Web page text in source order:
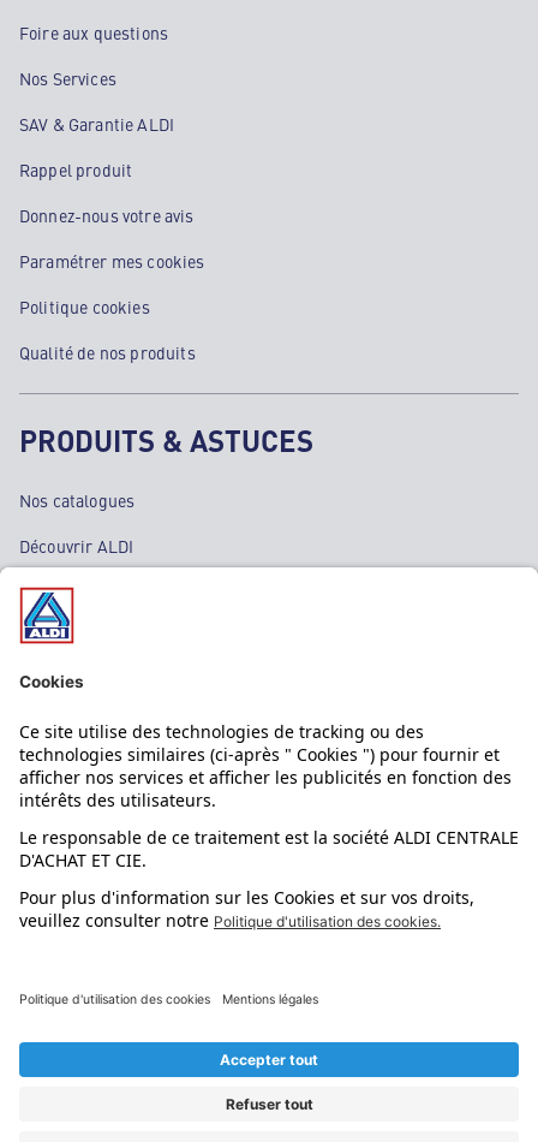
Foire aux questions
Nos Services
SAV & Garantie ALDI
Rappel produit
Donnez-nous votre avis
Paramétrer mes cookies
Politique cookies
Qualité de nos produits
PRODUITS & ASTUCES
Nos catalogues
Découvrir ALDI
Nos bons plans
Nos rayons
Nos marques
Nos astuces
Évènements
L'application mobile